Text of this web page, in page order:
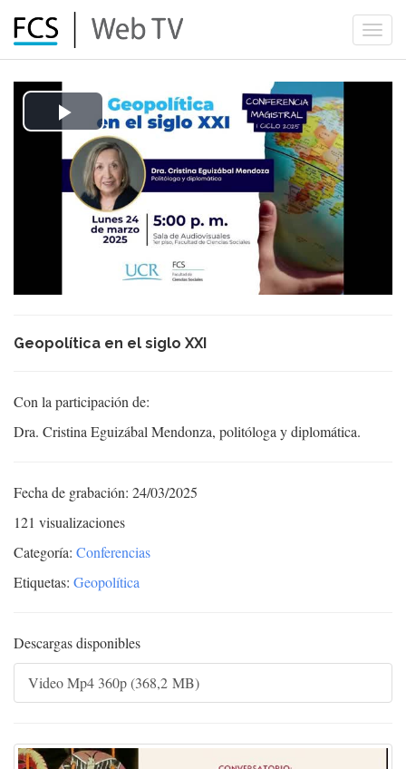
Play
Video
Geopolítica en el siglo XXI
Con la participación de:
Dra. Cristina Eguizábal Mendonza, politóloga y diplomática.
Fecha de grabación: 24/03/2025
121 visualizaciones
Categoría: Conferencias
Etiquetas: Geopolítica
Descargas disponibles
Video Mp4 360p (368,2 MB)